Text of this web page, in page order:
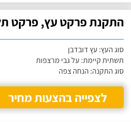
התקנת פרקט עץ, פרקט
סוג העץ: עץ דובדבן
תשתית קיימת: על גבי מרצפות
סוג התקנה: הנחה צפה
לצפייה בהצעות מחיר